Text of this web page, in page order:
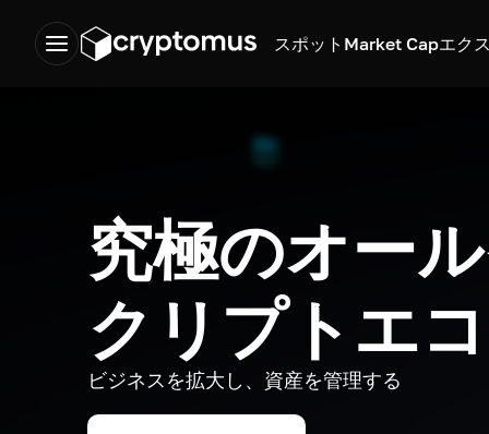
スポット Market Capエク
究極のオー
クリプトエ
ビジネスを拡大し、資産を管理する